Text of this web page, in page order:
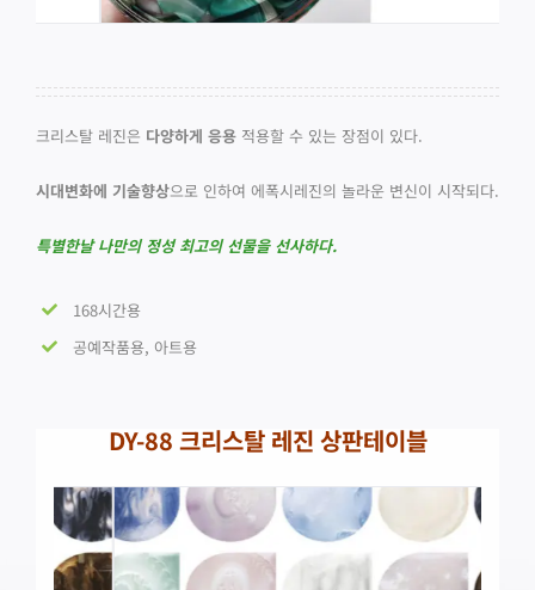
크리스탈 레진은 다양하게 응용적용할 수 있는 장점이 있다.
시대변화에 기술향상으로 인하여 에폭시레진의 놀라운 변신이 시작되다.
특별한날 나만의 정성 최고의 선물을 선사하다.
168시간용
공예작품용, 아트용
DY-88 크리스탈 레진 상판테이블